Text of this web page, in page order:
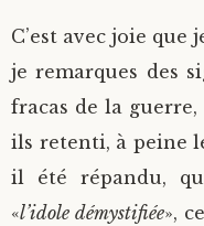
C’est avec joie que
je remarques des
fracas de la
ils retenti, à peine
il été répandu,
«l’idole démystifiée»,